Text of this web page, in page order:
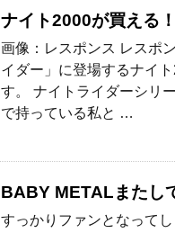
ナイト2000が買える！
画像：レスポンス レスポ
イダー」に登場するナイ
す。 ナイトライダーシリ
で持っている私と …
BABY METALまたし
すっかりファンとなって